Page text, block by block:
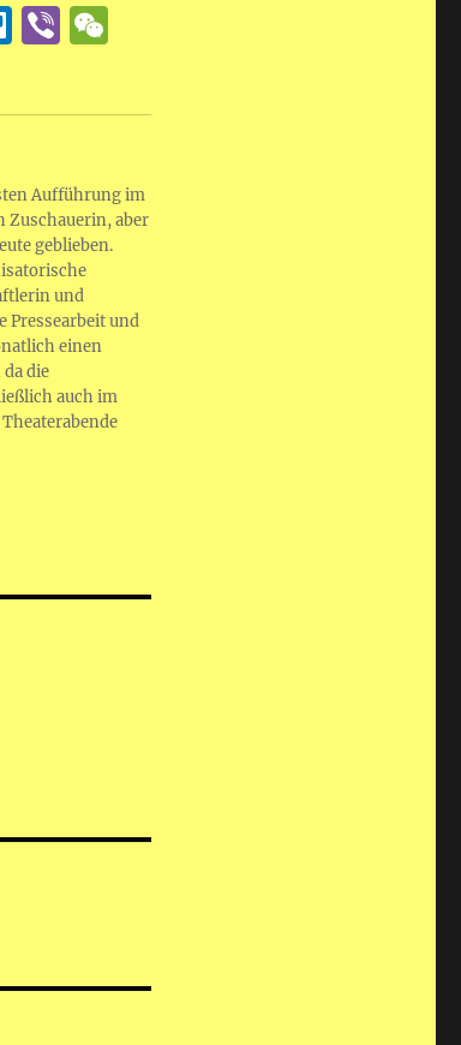
T
ll
Vi
er C
at
Aufführung im
Zuschauerin, aber
geblieben.
und
Pressearbeit und
einen
die
auch im